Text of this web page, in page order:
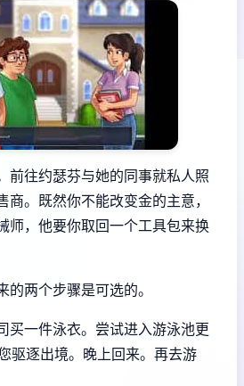
前往约瑟芬与她的同事就私人照
商。既然你不能改变金的主意，
师，他要你取回一个工具包来换
两个步骤是可选的。
买一件泳衣。尝试进入游泳池更
驱逐出境。晚上回来。再去游